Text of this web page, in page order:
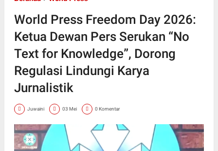
World Press Freedom Day 2026:
Ketua Dewan Pers Serukan “No
Text for Knowledge”, Dorong
Regulasi Lindungi Karya
Jurnalistik
Juwaini 03 Mei 0 Komentar